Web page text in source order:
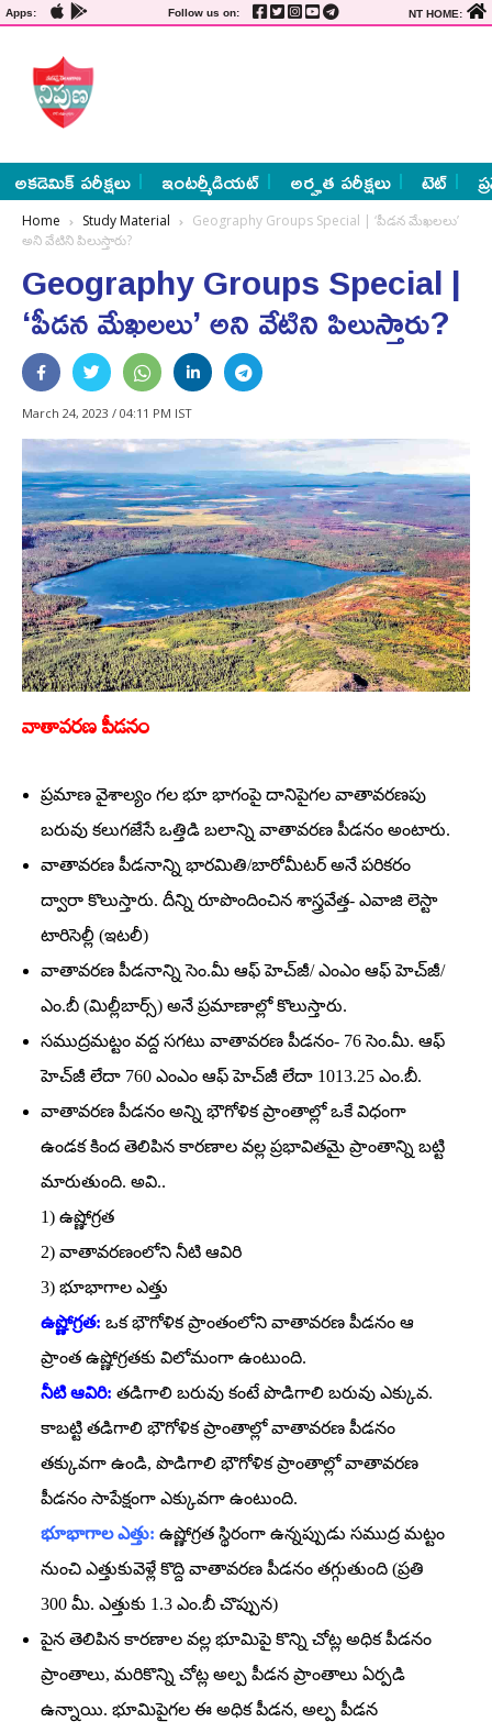
Apps: Follow us on: NT HOME:
అకడెమిక్ పరీక్షలు ఇంటర్మీడియట్ అర్హత పరీక్షలు టెట్
Home Study Material
Geography Groups Special | ‘పీడన మేఖలలు’
అని వేటిని పిలుస్తారు?
Geography Groups Special |
‘పీడన మేఖలలు’ అని వేటిని పిలుస్తారు?
March 24, 2023 / 04:11 PM IST
వాతావ‌ర‌ణ పీడ‌నం
ప్రమాణ వైశాల్యం గల భూ భాగంపై దానిపైగల వాతావరణపు
బరువు కలుగజేసే ఒత్తిడి బలాన్ని వాతావరణ పీడనం అంటారు.
వాతావరణ పీడనాన్ని భారమితి/బారోమీటర్‌ అనే పరికరం
ద్వారా కొలుస్తారు. దీన్ని రూపొందించిన శాస్త్రవేత్త- ఎవాజి లెస్టా
టారిసెల్లీ (ఇటలీ)
వాతావరణ పీడనాన్ని సెం.మీ ఆఫ్‌ హెచ్‌జీ/ ఎంఎం ఆఫ్‌ హెచ్‌జీ/
ఎం.బీ (మిల్లీబార్స్‌) అనే ప్రమాణాల్లో కొలుస్తారు.
సముద్రమట్టం వద్ద సగటు వాతావరణ పీడనం- 76 సెం.మీ. ఆఫ్‌
హెచ్‌జీ లేదా 760 ఎంఎం ఆఫ్‌ హెచ్‌జీ లేదా 1013.25 ఎం.బీ.
వాతావరణ పీడనం అన్ని భౌగోళిక ప్రాంతాల్లో ఒకే విధంగా
ఉండక కింద తెలిపిన కారణాల వల్ల ప్రభావితమై ప్రాంతాన్ని బట్టి
మారుతుంది. అవి..
1) ఉష్ణోగ్రత
2) వాతావరణంలోని నీటి ఆవిరి
3) భూభాగాల ఎత్తు
ఉష్ణోగ్రత: ఒక భౌగోళిక ప్రాంతంలోని వాతావరణ పీడనం ఆ
ప్రాంత ఉష్ణోగ్రతకు విలోమంగా ఉంటుంది.
నీటి ఆవిరి: తడిగాలి బరువు కంటే పొడిగాలి బరువు ఎక్కువ.
కాబట్టి తడిగాలి భౌగోళిక ప్రాంతాల్లో వాతావరణ పీడనం
తక్కువగా ఉండి, పొడిగాలి భౌగోళిక ప్రాంతాల్లో వాతావరణ
పీడనం సాపేక్షంగా ఎక్కువగా ఉంటుంది.
భూభాగాల ఎత్తు: ఉష్ణోగ్రత స్థిరంగా ఉన్నప్పుడు సముద్ర మట్టం
నుంచి ఎత్తుకువెళ్లే కొద్ది వాతావరణ పీడనం తగ్గుతుంది (ప్రతి
300 మీ. ఎత్తుకు 1.3 ఎం.బీ చొప్పున)
పైన తెలిపిన కారణాల వల్ల భూమిపై కొన్ని చోట్ల అధిక పీడనం
ప్రాంతాలు, మరికొన్ని చోట్ల అల్ప పీడన ప్రాంతాలు ఏర్పడి
ఉన్నాయి. భూమిపైగల ఈ అధిక పీడన, అల్ప పీడన